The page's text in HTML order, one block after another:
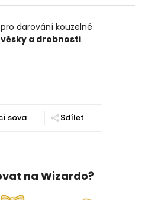
darování kouzelné
a drobnosti.
Sdílet
na Wizardo?